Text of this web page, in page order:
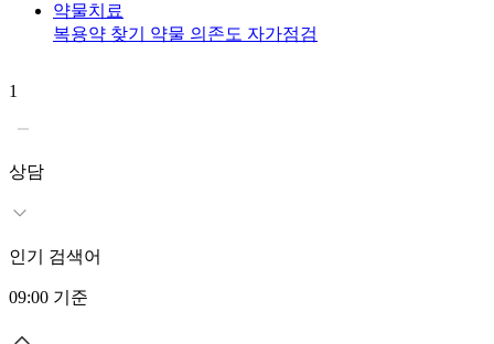
약물치료
복용약 찾기 약물 의존도 자가점검
1
상담
인기 검색어
09:00 기준